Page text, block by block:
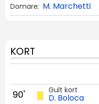
Domare: M. Marchetti
KORT
Gult kort
D. Boloca
90'